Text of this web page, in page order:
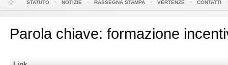
STATUTO NOTIZIE RASSEGNA STAMPA VERTENZE CONTATTI
Parola chiave: formazione